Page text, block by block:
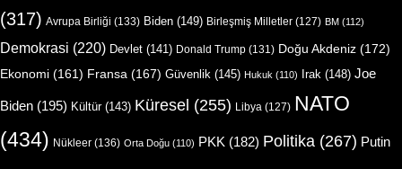
(317) Avrupa Birliği (133) Biden (149) Birleşmiş Milletler (127) BM (112)
Demokrasi (220) Devlet (141) Donald Trump (131) Doğu Akdeniz (172)
Ekonomi (161) Fransa (167) Güvenlik (145) Hukuk (110) Irak (148) Joe
Biden (195) Kültür(143) Küresel (255) Libya (127) NATO
(434) Nükleer (136) Orta Doğu (110) PKK (182) Politika (267) Putin